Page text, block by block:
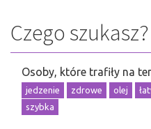
Czego szukasz?
Osoby, które trafiły na
jedzenie
zdrowe olej
szybka